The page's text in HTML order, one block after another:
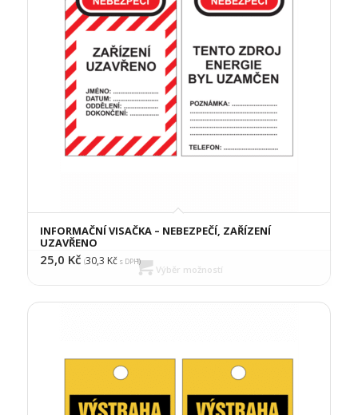
INFORMAČNÍ VISAČKA – NEBEZPEČÍ, ZAŘÍZENÍ
UZAVŘENO
25,0 Kč (30,3 Kčs DPH)
Výběr možností